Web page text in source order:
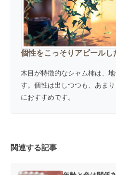
個性をこっそりアピールし
木目が特徴的なシャム柿は、
す。個性は出しつつも、あま
におすすめです。
関連する記事